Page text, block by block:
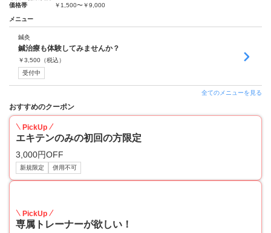
価格帯
￥1,500〜￥9,000
メニュー
鍼灸
鍼治療も体験してみませんか？
￥3,500 （税込）
受付中
全てのメニューを見る
おすすめのクーポン
PickUp
エキテンのみの初回の方限定
3,000円OFF
新規限定 併用不可
PickUp
専属トレーナーが欲しい！